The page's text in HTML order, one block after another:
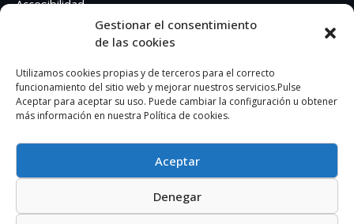
Gestionar el consentimiento
de las cookies
Utilizamos cookies propias y de terceros para el correcto
funcionamiento del sitio web y mejorar nuestros servicios.Pulse
Aceptar para aceptar su uso. Puede cambiar la configuración u obtener
más información en nuestra Política de cookies.
Aceptar
Denegar
Accesibilidad
Síguenos en Redes sociales
Facebook
Instagram
AUTOEDICION GRAFICA SA – CIF: A41362401